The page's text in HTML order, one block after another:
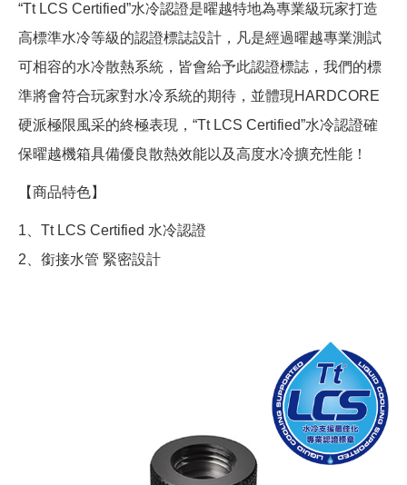
“Tt LCS Certified”水冷認證是曜越特地為專業級玩家打造
高標準水冷等級的認證標誌設計，凡是經過曜越專業測試
可相容的水冷散熱系統，皆會給予此認證標誌，我們的標
準將會符合玩家對水冷系統的期待，並體現HARDCORE
硬派極限風采的終極表現，“Tt LCS Certified”水冷認證確
保曜越機箱具備優良散熱效能以及高度水冷擴充性能！
【商品特色】
1、Tt LCS Certified 水冷認證
2、銜接水管 緊密設計